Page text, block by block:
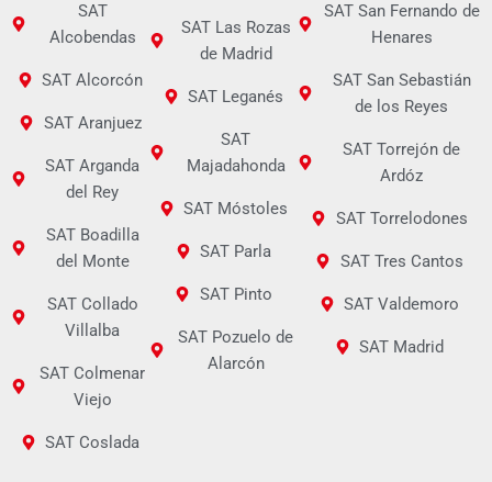
SAT
Alcobendas
SAT Alcorcón
SAT Aranjuez
SAT Arganda
del Rey
SAT Boadilla
del Monte
SAT Collado
Villalba
SAT Colmenar
Viejo
SAT Coslada
SAT Las Rozas
de Madrid
SAT Leganés
SAT
Majadahonda
SAT Móstoles
SAT Parla
SAT Pinto
SAT Pozuelo de
Alarcón
SAT San Fernando de
Henares
SAT San Sebastián
de los Reyes
SAT Torrejón de
Ardóz
SAT Torrelodones
SAT Tres Cantos
SAT Valdemoro
SAT Madrid